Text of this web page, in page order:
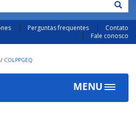
Perguntas frequentes
Contato
Fale conosco
/ COLPPGEQ
MENU
Toggle